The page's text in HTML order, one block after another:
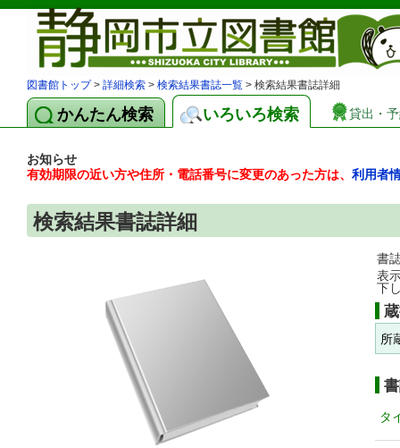
図書館トップ> 詳細検索 > 検索結果書誌一覧 > 検索結果書誌詳細
かんたん検索 いろいろ検索 貸出・
お知らせ
有効期限の近い方や住所・電話番号に変更のあった方は、 利用者
検索結果書誌詳細
書
表
下
所
タ